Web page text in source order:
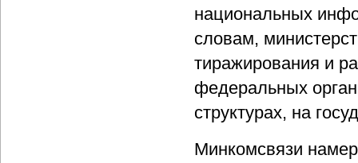
национальных
словам,
тиражирования и
федеральных
структурах, на
Минкомсвязи